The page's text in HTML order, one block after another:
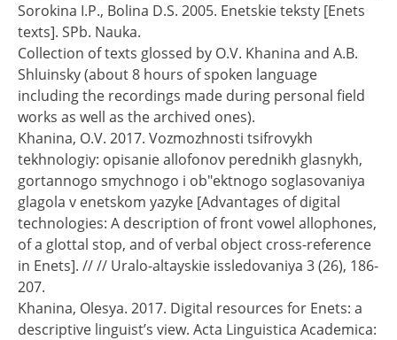
Sorokina I.P., Bolina D.S. 2005. Enetskie teksty [Enets
texts]. SPb. Nauka.
Collection of texts glossed by O.V. Khanina and A.B.
Shluinsky (about 8 hours of spoken language
including the recordings made during personal field
works as well as the archived ones).
Khanina, O.V. 2017. Vozmozhnosti tsifrovykh
tekhnologiy: opisanie allofonov perednikh glasnykh,
gortannogo smychnogo i ob"ektnogo soglasovaniya
glagola v enetskom yazyke [Advantages of digital
technologies: A description of front vowel allophones,
of a glottal stop, and of verbal object cross-reference
in Enets]. // // Uralo-altayskie issledovaniya 3 (26), 186-
207.
Khanina, Olesya. 2017. Digital resources for Enets: a
descriptive linguist’s view. Acta Linguistica Academica: